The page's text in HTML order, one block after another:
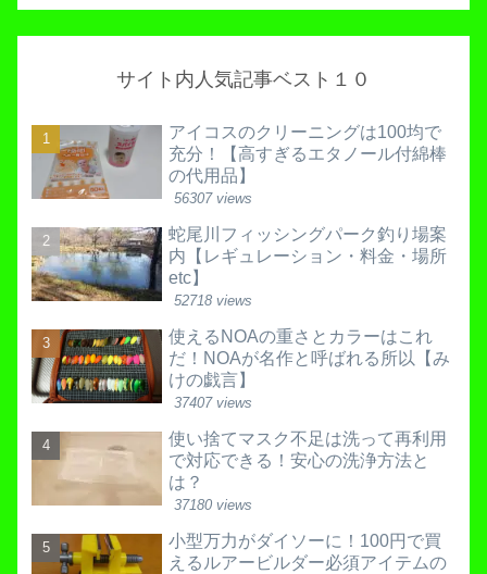
サイト内人気記事ベスト１０
アイコスのクリーニングは100均で
充分！【高すぎるエタノール付綿棒
の代用品】
56307 views
蛇尾川フィッシングパーク釣り場案
内【レギュレーション・料金・場所
etc】
52718 views
使えるNOAの重さとカラーはこれ
だ！NOAが名作と呼ばれる所以【み
けの戯言】
37407 views
使い捨てマスク不足は洗って再利用
で対応できる！安心の洗浄方法と
は？
37180 views
小型万力がダイソーに！100円で買
えるルアービルダー必須アイテムの